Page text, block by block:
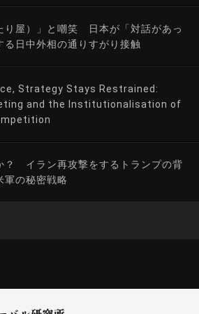
り屋）」と嘲笑 日本が「対話があっ
る日中外相の通りすがり接触
Strategy Stays Restrained:
and the Institutionalisation of
？ イラン再攻撃をするトランプの背
軍の秘密戦略